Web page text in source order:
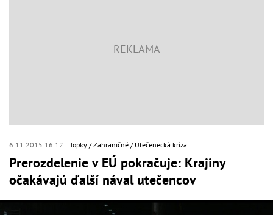
6.11.2015 16:12 Topky Zahraničné Utečenecká kríza
Prerozdelenie v EÚ pokračuje: Krajiny
očakávajú ďalší nával utečencov